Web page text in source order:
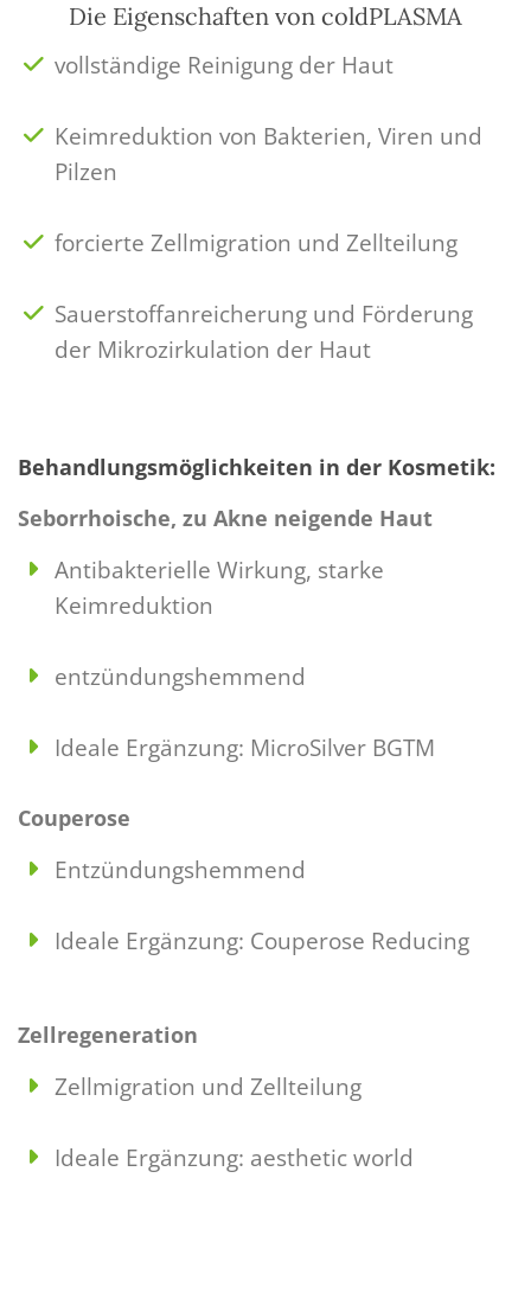
Die Eigenschaften von coldPLASMA
vollständige Reinigung der Haut
Keimreduktion von Bakterien, Viren und
Pilzen
forcierte Zellmigration und Zellteilung
Sauerstoffanreicherung und Förderung
der Mikrozirkulation der Haut
Behandlungsmöglichkeiten in der Kosmetik:
Seborrhoische, zu Akne neigende Haut
Antibakterielle Wirkung, starke
Keimreduktion
entzündungshemmend
Ideale Ergänzung: MicroSilver BGTM
Couperose
Entzündungshemmend
Ideale Ergänzung: Couperose Reducing
Zellregeneration
Zellmigration und Zellteilung
Ideale Ergänzung: aesthetic world